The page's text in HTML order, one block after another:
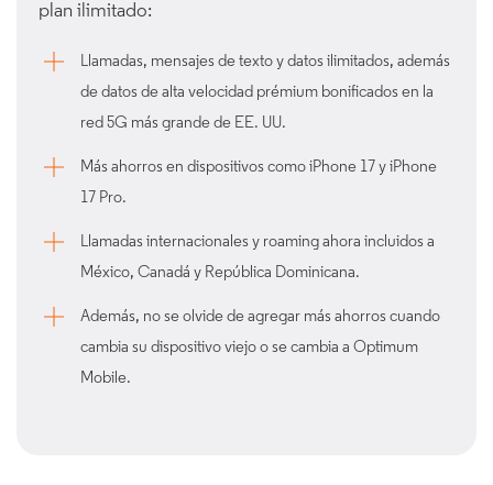
plan ilimitado:
Llamadas, mensajes de texto y datos ilimitados, además
de datos de alta velocidad prémium bonificados en la
red 5G más grande de EE. UU.
Más ahorros en dispositivos como iPhone 17 y iPhone
17 Pro.
Llamadas internacionales y roaming ahora incluidos a
México, Canadá y República Dominicana.
Además, no se olvide de agregar más ahorros cuando
cambia su dispositivo viejo o se cambia a Optimum
Mobile.